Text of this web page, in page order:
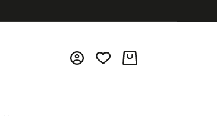
Winkelwagen